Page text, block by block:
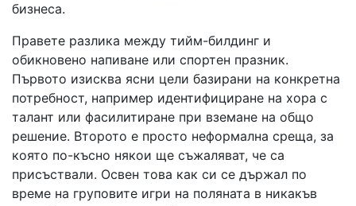
бизнеса.
Правете разлика между тийм-билдинг и
обикновено напиване или спортен празник.
Първото изисква ясни цели базирани на конкретна
потребност, например идентифициране на хора с
талант или фасилитиране при вземане на общо
решение. Второто е просто неформална среща, за
която по-късно някои ще съжаляват, че са
присъствали. Освен това как си се държал по
време на груповите игри на поляната в никакъв